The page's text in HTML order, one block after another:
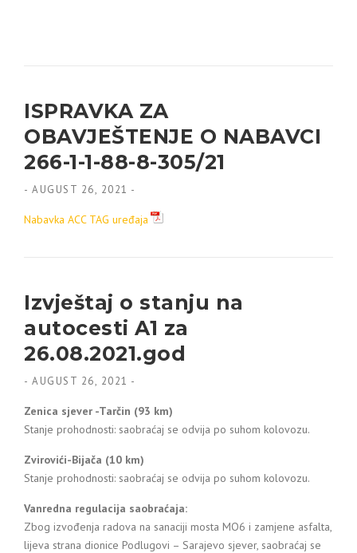
ISPRAVKA ZA
OBAVJEŠTENJE O NABAVCI
266-1-1-88-8-305/21
- AUGUST 26, 2021 -
Nabavka ACC TAG uređaja
Izvještaj o stanju na
autocesti A1 za
26.08.2021.god
- AUGUST 26, 2021 -
Zenica sjever -Tarčin (93 km)
Stanje prohodnosti: saobraćaj se odvija po suhom kolovozu.
Zvirovići-Bijača (10 km)
Stanje prohodnosti: saobraćaj se odvija po suhom kolovozu.
Vanredna regulacija saobraćaja:
Zbog izvođenja radova na sanaciji mosta MO6 i zamjene asfalta,
lijeva strana dionice Podlugovi – Sarajevo sjever, saobraćaj se